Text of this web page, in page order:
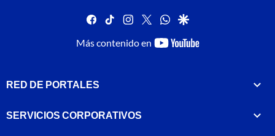
facebook
tiktok instagram
twitterwhatsapp
google
Más contenido en
youtube-
RED DE PORTALES
SERVICIOS CORPORATIVOS